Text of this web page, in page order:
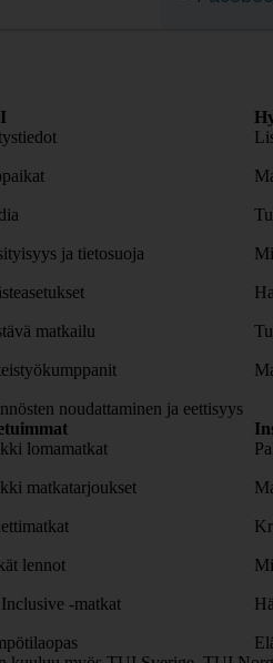
ja tietosuoja
matkailu
noudattaminen ja eettisyys
lomamatkat
matkatarjoukset
lennot
-matkat